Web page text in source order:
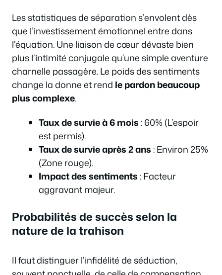
Les statistiques de séparation s’envolent dès
que l’investissement émotionnel entre dans
l’équation. Une liaison de cœur dévaste bien
plus l’intimité conjugale qu’une simple aventure
charnelle passagère. Le poids des sentiments
change la donne et rend le pardon beaucoup
plus complexe.
Taux de survie à 6 mois : 60% (L’espoir
est permis).
Taux de survie après 2 ans : Environ 25%
(Zone rouge).
Impact des sentiments : Facteur
aggravant majeur.
Probabilités de succès selon la
nature de la trahison
Il faut distinguer l’infidélité de séduction,